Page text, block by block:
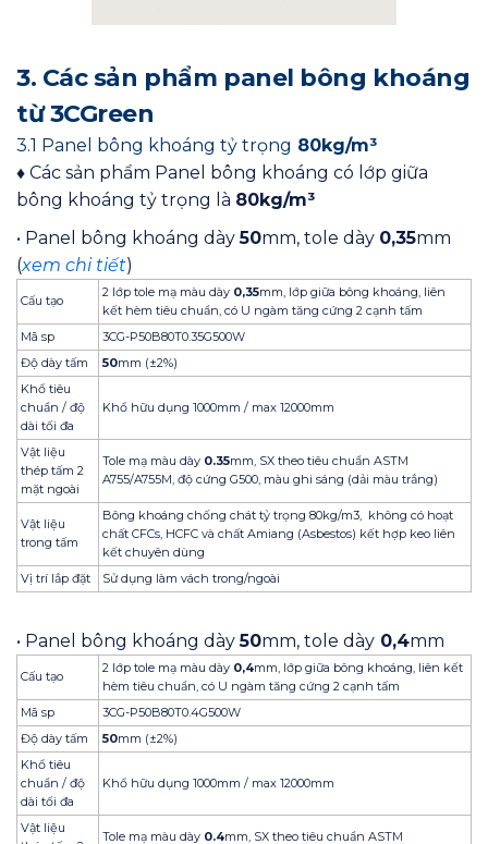
3. Các sản phẩm panel bông khoáng
từ 3CGreen
3.1 Panel bông khoáng tỷ trọng 80kg/m³
♦ Các sản phẩm Panel bông khoáng có lớp giữa
bông khoáng tỷ trọng là 80kg/m³
• Panel bông khoáng dày50mm, tole dày 0,35mm
(xem chi tiết)
Cấu tạo
2 lớp tole mạ màu dày 0,35mm, lớp giữa bông khoáng, liên
kết hèm tiêu chuẩn, có U ngàm tăng cứng 2 cạnh tấm
Mã sp
3CG-P50B80T0.35G500W
Độ dày tấm
50mm (±2%)
Khổ tiêu
chuẩn / độ
dài tối đa
Khổ hữu dụng 1000mm / max 12000mm
Vật liệu
thép tấm 2
mặt ngoài
Tole mạ màu dày 0.35mm, SX theo tiêu chuẩn ASTM
A755/A755M, độ cứng G500, màu ghi sáng (dải màu trắng)
Vật liệu
trong tấm
Bông khoáng chống chát tỷ trọng 80kg/m3, không có hoạt
chất CFCs, HCFC và chất Amiang (Asbestos) kết hợp keo liên
kết chuyên dùng
Vị trí lắp đặt
Sử dụng làm vách trong/ngoài
• Panel bông khoáng dày50mm, tole dày 0,4mm
Cấu tạo
2 lớp tole mạ màu dày 0,4mm, lớp giữa bông khoáng, liên kết
hèm tiêu chuẩn, có U ngàm tăng cứng 2 cạnh tấm
Mã sp
3CG-P50B80T0.4G500W
Độ dày tấm
50mm (±2%)
Khổ tiêu
chuẩn / độ
dài tối đa
Khổ hữu dụng 1000mm / max 12000mm
Vật liệu
Tole mạ màu dày 0.4mm, SX theo tiêu chuẩn ASTM